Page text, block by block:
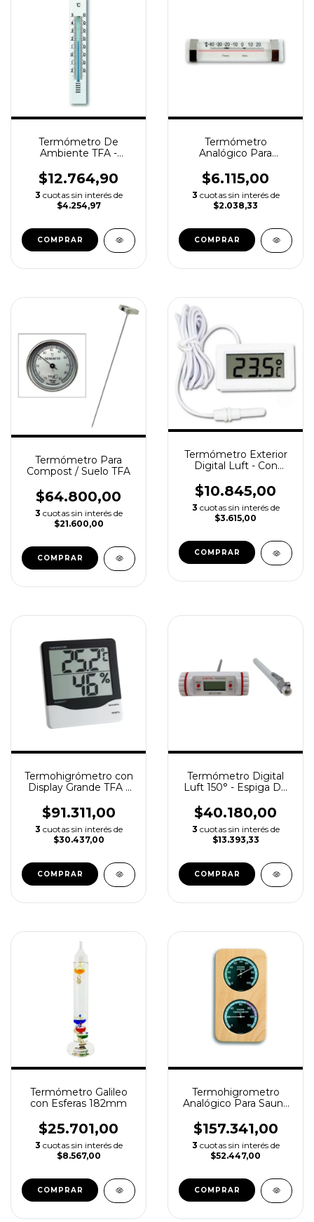
Termómetro De
Ambiente TFA -
+50°c
$12.764,90
3 cuotas sin interés de
$4.254,97
Termómetro
Analógico Para
-40°c + 20°c
$6.115,00
3 cuotas sin interés de
$2.038,33
Termómetro Para
Compost / Suelo TFA
$64.800,00
3 cuotas sin interés de
$21.600,00
Termómetro Exterior
Digital Luft - Con
$10.845,00
3 cuotas sin interés de
$3.615,00
Termohigrómetro con
Display Grande TFA -
Humedad
$91.311,00
3 cuotas sin interés de
$30.437,00
Termómetro Digital
Luft 150° - Espiga De
$40.180,00
3 cuotas sin interés de
$13.393,33
Termómetro Galileo
con Esferas 182mm
$25.701,00
3 cuotas sin interés de
$8.567,00
Termohigrometro
Analógico Para Sauna
$157.341,00
3 cuotas sin interés de
$52.447,00